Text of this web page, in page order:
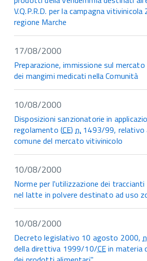
V.Q.P.R.D. per la campagna
regione Marche
17/08/2000
Preparazione, immissione sul
dei mangimi medicati nella Comunità
10/08/2000
Disposizioni sanzionatorie in
regolamento (CE)n. 1493/99, relativo
comune del mercato vitivinicolo
10/08/2000
Norme per l'utilizzazione dei traccianti
nel latte in polvere destinato ad uso
10/08/2000
Decreto legislativo 10 agosto 2000,
della direttiva 1999/10/CEin materia